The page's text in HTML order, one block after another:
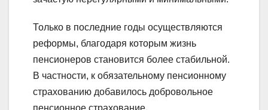
Только в последние годы осуществляются
реформы, благодаря которым жизнь
пенсионеров становится более стабильной.
В частности, к обязательному пенсионному
страхованию добавилось добровольное